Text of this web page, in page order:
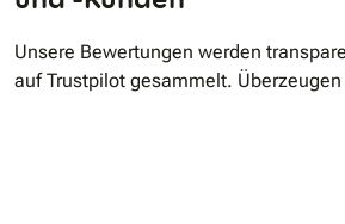
Unsere Bewertungen werden
auf Trustpilot gesammelt.